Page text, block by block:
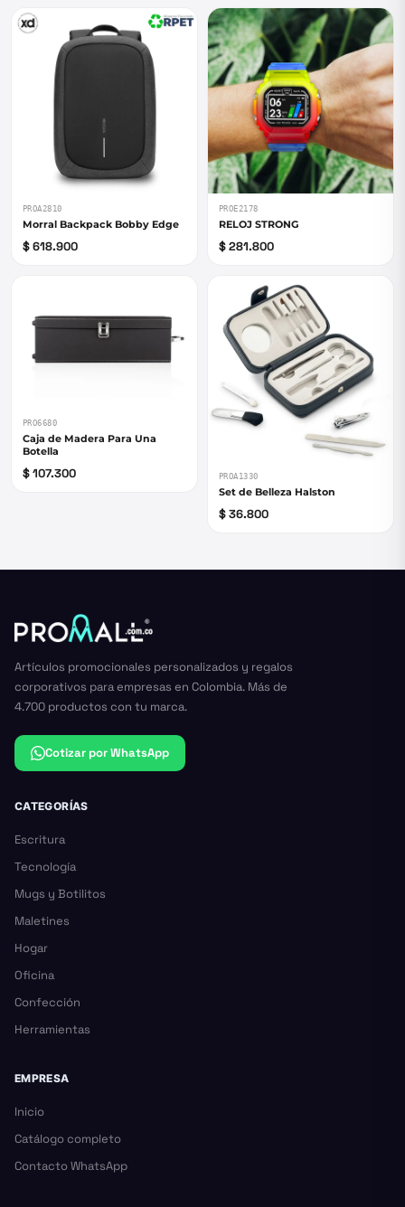
PROA2810
Morral Backpack Bobby Edge
$ 618.900
PROE2178
RELOJ STRONG
$ 281.800
PRO6680
Caja de Madera Para Una
Botella
$ 107.300 PROA1330
Set de Belleza Halston
$ 36.800
Artículos promocionales personalizados y regalos
corporativos para empresas en Colombia. Más de
4.700 productos con tu marca.
Cotizar por WhatsApp
CATEGORÍAS
Escritura
Tecnología
Mugs y Botilitos
Maletines
Hogar
Oficina
Confección
Herramientas
EMPRESA
Inicio
Catálogo completo
Contacto WhatsApp